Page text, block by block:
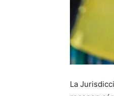
La